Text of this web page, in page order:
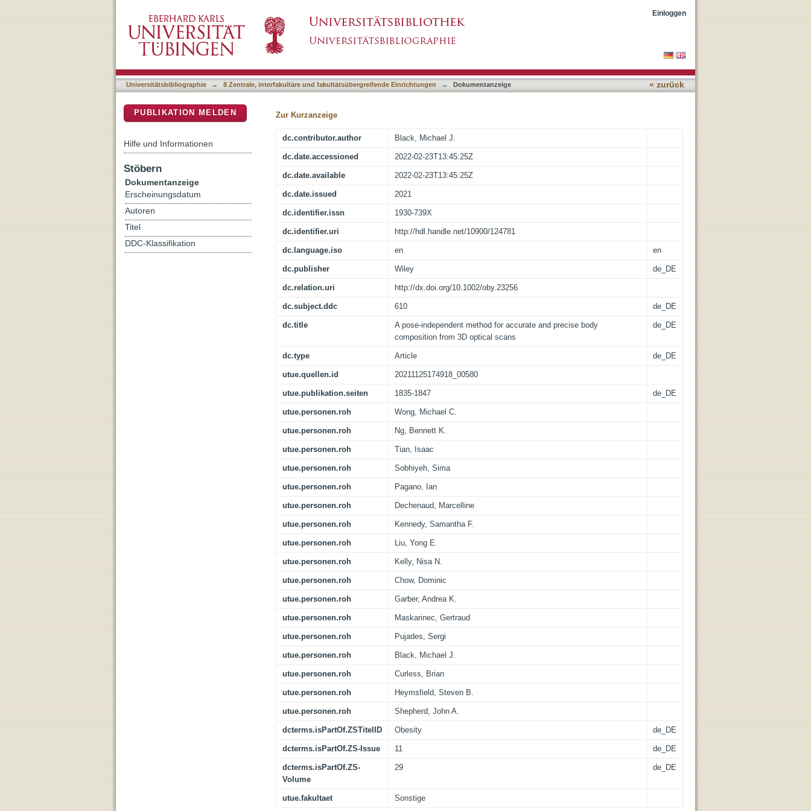
A pose-independent method for accurate and precise body composition from 3D optical scansEinloggen
Universitätsbibliographie → 8 Zentrale, interfakultäre und fakultätsübergreifende Einrichtungen → Dokumentanzeige « zurück
Zur Kurzanzeige
dc.contributor.author Black, Michael J.
dc.date.accessioned 2022-02-23T13:45:25Z
dc.date.available 2022-02-23T13:45:25Z
dc.date.issued 2021
dc.identifier.issn 1930-739X
dc.identifier.uri http://hdl.handle.net/10900/124781
dc.language.iso en en
dc.publisher Wiley de_DE
dc.relation.uri http://dx.doi.org/10.1002/oby.23256
dc.subject.ddc 610 de_DE
dc.title
A pose-independent method for accurate and precise body
composition from 3D optical scans
de_DE
dc.type Article de_DE
utue.quellen.id 20211125174918_00580
utue.publikation.seiten 1835-1847 de_DE
utue.personen.roh Wong, Michael C.
utue.personen.roh Ng, Bennett K.
utue.personen.roh Tian, Isaac
utue.personen.roh Sobhiyeh, Sima
utue.personen.roh Pagano, Ian
utue.personen.roh Dechenaud, Marcelline
utue.personen.roh Kennedy, Samantha F.
utue.personen.roh Liu, Yong E.
utue.personen.roh Kelly, Nisa N.
utue.personen.roh Chow, Dominic
utue.personen.roh Garber, Andrea K.
utue.personen.roh Maskarinec, Gertraud
utue.personen.roh Pujades, Sergi
utue.personen.roh Black, Michael J.
utue.personen.roh Curless, Brian
utue.personen.roh Heymsfield, Steven B.
utue.personen.roh Shepherd, John A.
dcterms.isPartOf.ZSTitelID Obesity de_DE
dcterms.isPartOf.ZS-Issue 11 de_DE
dcterms.isPartOf.ZS-
Volume
29 de_DE
utue.fakultaet Sonstige
PUBLIKATION MELDEN
Hilfe und Informationen
Stöbern
Dokumentanzeige
Erscheinungsdatum
Autoren
Titel
DDC-Klassifikation